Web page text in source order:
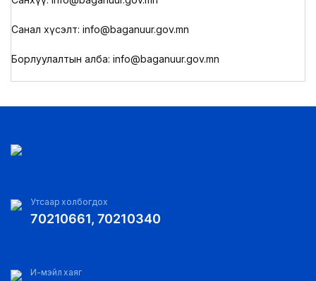
Санал хүсэлт: info@baganuur.gov.mn
Борлуулалтын алба: info@baganuur.gov.mn
Утсаар холбогдох
70210661, 70210340
И-мэйл хаяг